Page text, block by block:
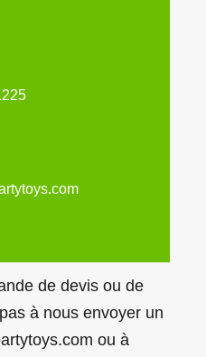
de devis ou de
à nous envoyer un
ou à